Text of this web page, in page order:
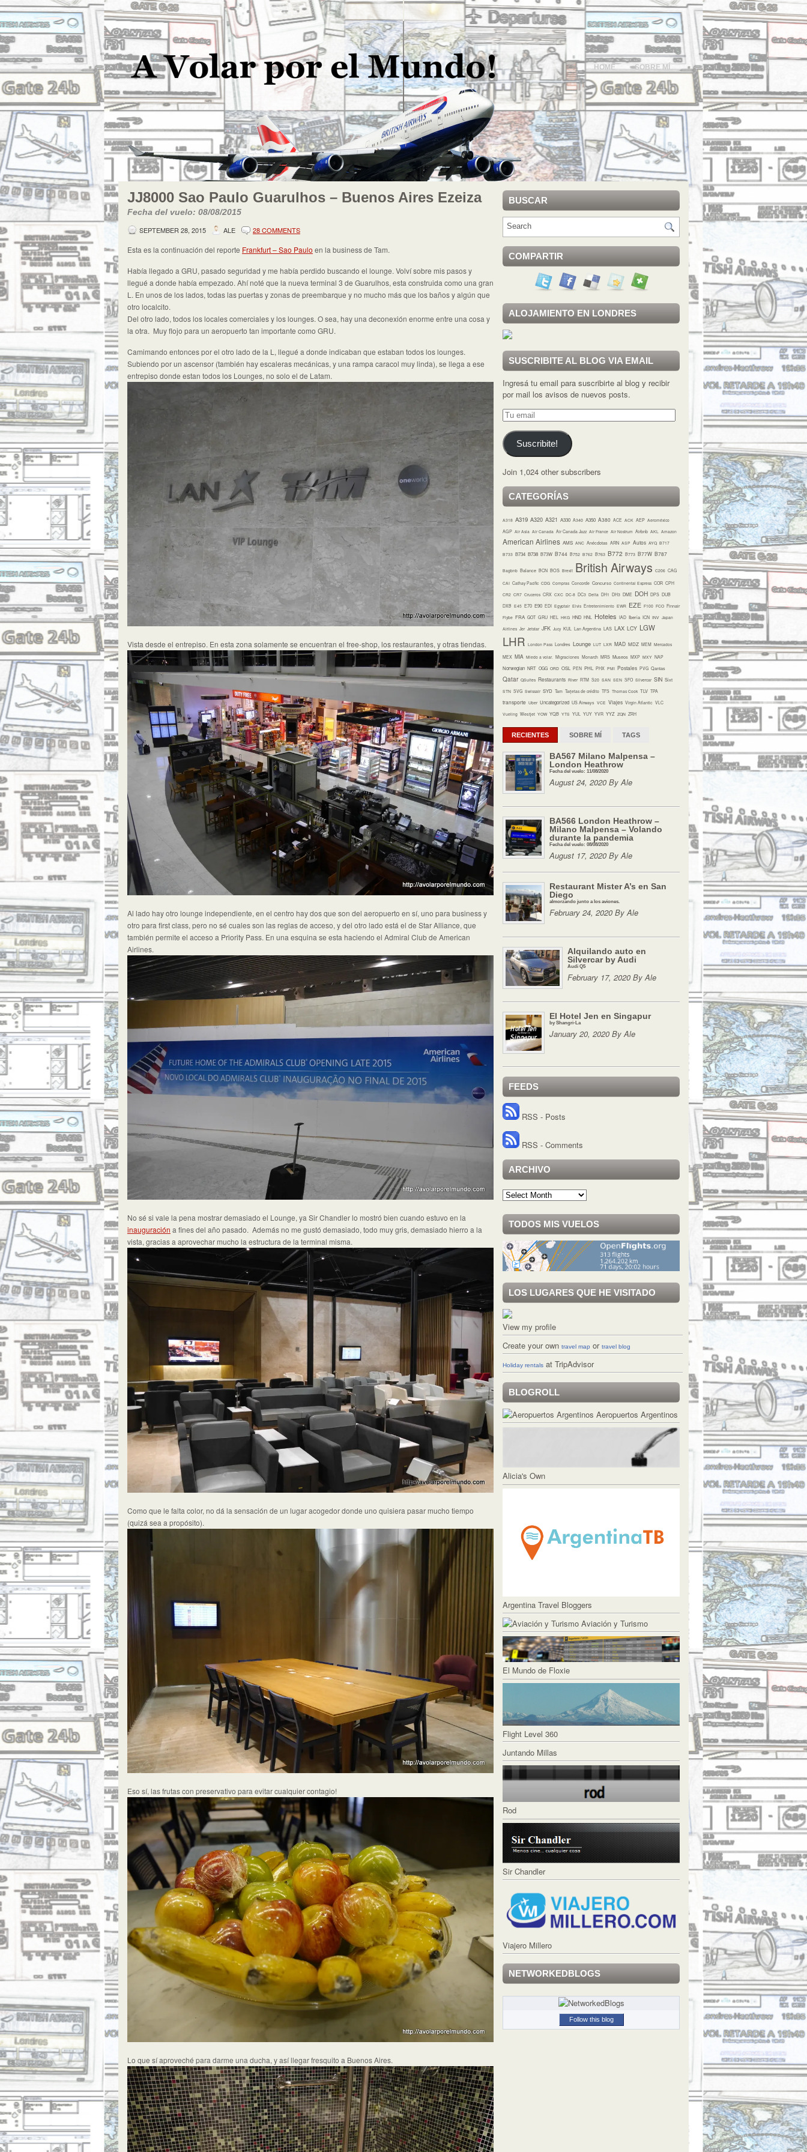
HOME SOBRE MÍ
JJ8000 Sao Paulo Guarulhos – Buenos Aires Ezeiza
Fecha del vuelo: 08/08/2015
SEPTEMBER 28, 2015
ALE 28 COMMENTS
Esta es la continuación del reporte Frankfurt – Sao Paulo en la business de Tam.
Había llegado a GRU, pasado seguridad y me había perdido buscando el lounge. Volví sobre mis pasos y
llegué a donde había empezado. Ahí noté que la nueva terminal 3 de Guarulhos, esta construida como una gran
L. En unos de los lados, todas las puertas y zonas de preembarque y no mucho más que los baños y algún que
otro localcito.
Del otro lado, todos los locales comerciales y los lounges. O sea, hay una deconexión enorme entre una cosa y
la otra. Muy flojo para un aeropuerto tan importante como GRU.
Camimando entonces por el otro lado de la L, llegué a donde indicaban que estaban todos los lounges.
Subiendo por un ascensor (también hay escaleras mecánicas, y una rampa caracol muy linda), se llega a ese
entrepiso donde estan todos los Lounges, no solo el de Latam.
Vista desde el entrepiso. En esta zona solamente se encuentran el free-shop, los restaurantes, y otras tiendas.
Al lado hay otro lounge independiente, en el centro hay dos que son del aeropuerto en sí, uno para business y
otro para first class, pero no sé cuales son las reglas de acceso, y del otro lado está el de Star Alliance, que
también permite el acceso a Priority Pass. En una esquina se esta haciendo el Admiral Club de American
Airlines.
No sé si vale la pena mostrar demasiado el Lounge, ya Sir Chandler lo mostró bien cuando estuvo en la
inauguración a fines del año pasado. Además no me gustó demasiado, todo muy gris, demasiado hierro a la
vista, gracias a aprovechar mucho la estructura de la terminal misma.
Como que le falta color, no dá la sensación de un lugar acogedor donde uno quisiera pasar mucho tiempo
(quizá sea a propósito).
Eso sí, las frutas con preservativo para evitar cualquier contagio!
Lo que sí aproveché para darme una ducha, y así llegar fresquito a Buenos Aires.
BUSCAR
COMPARTIR
ALOJAMIENTO EN LONDRES
SUSCRIBITE AL BLOG VIA EMAIL
Ingresá tu email para suscribirte al blog y recibir
por mail los avisos de nuevos posts.
Tu
email
Suscribite!
Join 1,024 other subscribers
CATEGORÍAS
A318 A319 A320 A321 A330 A340 A350 A380 ACE ACK AEP Aeroméxico
AGP Air Asia Air Canada Air Canada Jazz Air France Air Nostrum Airbnb AKL Amazon
American Airlines AMS ANC Anécdotas ARN ASP Autos AYQ B717
B733 B734 B738 B73W B744 B752 B762 B763 B772 B773 B77W B787
Bagbnb Balance BCN BOS Brexit British Airways C206 CAG
CAI Cathay Pacific CDG Compras Concorde Concurso Continental Express COR CPH
CR2 CR7 Cruceros CRX CXC DC-8 DC3 Delta DH1 DH3 DME DOH DPS DUB
DXB E45 E70 E90 EDI Egyptair Elvis Entretenimiento EWR EZE F100 FCO Finnair
Flybe FRA GOT GRU HEL HKG HND HNL Hoteles IAD Iberia ICN INV Japan
Airlines Jer Jetstar JFK Jucy KUL Lan Argentina LAS LAX LCY LGW
LHR London Pass Londres Lounge LUT LXR MAD MDZ MEM Mercados
MEX MIA Miedo a volar. Migraciones Monarch MRS Museos MXP MXY NAP
Norwegian NRT OGG ORD OSL PEN PHL PHX PMI Postales PVG Qantas
Qatar QSuites Restaurants River RTM S20 SAN SEN SFO Silvercar SIN Sixt
STN SVG Swissair SYD Tam Tarjetas de crédito TFS Thomas Cook TLV TPA
transporte Uber Uncategorized US Airways VCE Viajes Virgin Atlantic VLC
Vueling Westjet YOW YQB YTS YUL YUY YVR YYZ ZQN ZRH
RECIENTES SOBRE MÍ TAGS
BA567 Milano Malpensa –
London Heathrow
Fecha del vuelo: 11/08/2020
August 24, 2020 By Ale
BA566 London Heathrow –
Milano Malpensa – Volando
durante la pandemia
Fecha del vuelo: 08/08/2020
August 17, 2020 By Ale
Restaurant Mister A’s en San
Diego
almorzando junto a los aviones.
February 24, 2020 By Ale
Alquilando auto en
Silvercar by Audi
Audi Q5
February 17, 2020 By Ale
El Hotel Jen en Singapur
by Shangri-La
January 20, 2020 By Ale
FEEDS
RSS - Posts
RSS - Comments
ARCHIVO
Archivo
TODOS MIS VUELOS
LOS LUGARES QUE HE VISITADO
View my profile
Create your own travel map or travel blog
Holiday rentals at TripAdvisor
BLOGROLL
Aeropuertos Argentinos
Alicia's Own
Argentina Travel Bloggers
Aviación y Turismo
El Mundo de Floxie
Flight Level 360
Juntando Millas
Rod
Sir Chandler
Viajero Millero
NETWORKEDBLOGS
Follow this blog